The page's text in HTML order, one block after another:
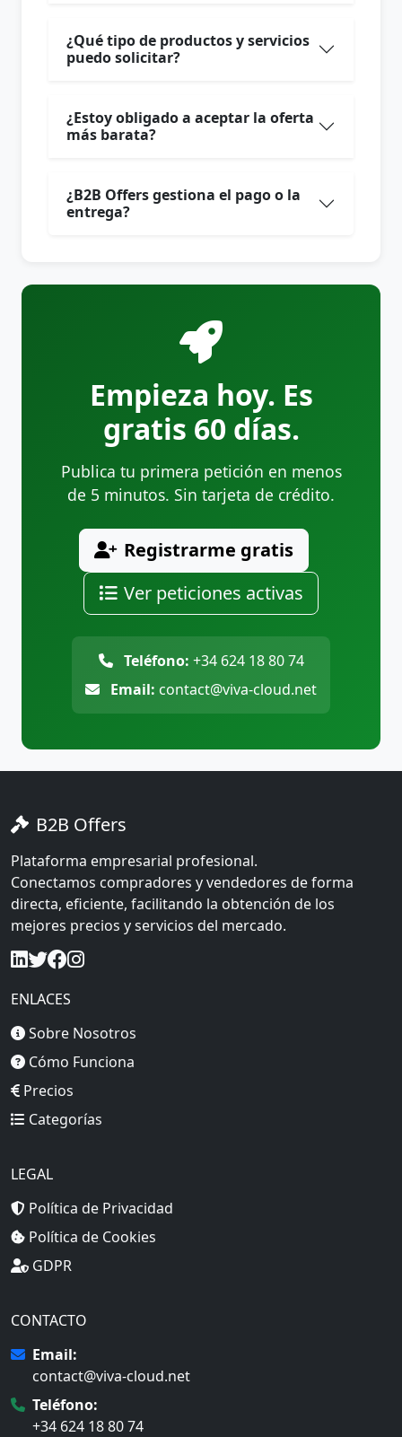
¿Qué tipo de productos y servicios
puedo solicitar?
¿Estoy obligado a aceptar la oferta
más barata?
¿B2B Offers gestiona el pago o la
entrega?
Empieza hoy. Es
gratis 60 días.
Publica tu primera petición en menos
de 5 minutos. Sin tarjeta de crédito.
Registrarme gratis
Ver peticiones activas
Teléfono: +34 624 18 80 74
Email: contact@viva-cloud.net
B2B Offers
Plataforma empresarial profesional.
Conectamos compradores y vendedores de forma
directa, eficiente, facilitando la obtención de los
mejores precios y servicios del mercado.
ENLACES
Sobre Nosotros
Cómo Funciona
Precios
Categorías
LEGAL
Política de Privacidad
Política de Cookies
GDPR
CONTACTO
Email:
contact@viva-cloud.net
Teléfono:
+34 624 18 80 74